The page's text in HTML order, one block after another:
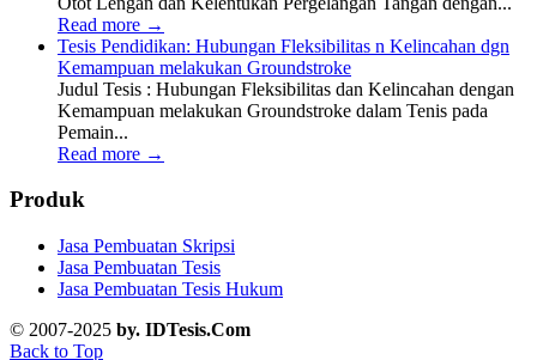
Read more →
Tesis Pendidikan: Hubungan Fleksibilitas n Kelincahan dgn
Kemampuan melakukan Groundstroke
Judul Tesis : Hubungan Fleksibilitas dan Kelincahan dengan
Kemampuan melakukan Groundstroke dalam Tenis pada
Pemain...
Read more →
Produk
Jasa Pembuatan Skripsi
Jasa Pembuatan Tesis
Jasa Pembuatan Tesis Hukum
© 2007-2025 by. IDTesis.Com
Back to Top